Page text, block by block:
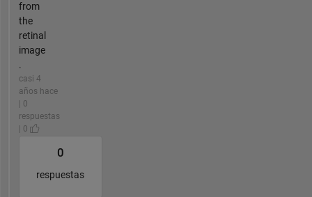
from
the
retinal
image
.
casi 4
años hace
| 0
respuestas
| 0
0
respuestas